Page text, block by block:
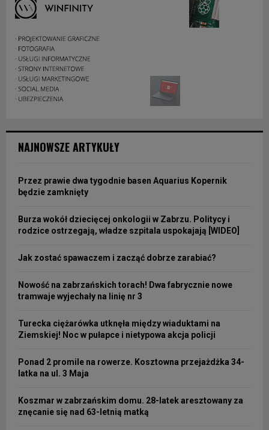
NAJNOWSZE ARTYKUŁY
Przez prawie dwa tygodnie basen Aquarius Kopernik
będzie zamknięty
Burza wokół dziecięcej onkologii w Zabrzu. Politycy i
rodzice ostrzegają, władze szpitala uspokajają [WIDEO]
Jak zostać spawaczem i zacząć dobrze zarabiać?
Nowość na zabrzańskich torach! Dwa fabrycznie nowe
tramwaje wyjechały na linię nr 3
Turecka ciężarówka utknęła między wiaduktami na
Ziemskiej! Noc w pułapce i nietypowa akcja policji
Ponad 2 promile na rowerze. Kosztowna przejażdżka 34-
latka na ul. 3 Maja
Koszmar w zabrzańskim domu. 28-latek aresztowany za
znęcanie się nad 63-letnią matką